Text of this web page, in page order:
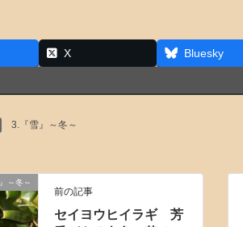
X Bluesky
3.『雪』～冬～
～冬～
前の記事
セイヨウヒイラギ 芳